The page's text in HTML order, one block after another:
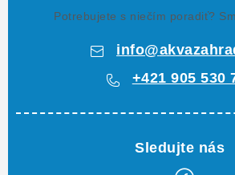
Potrebujete s niečím poradiť?
info@
+421 905 530